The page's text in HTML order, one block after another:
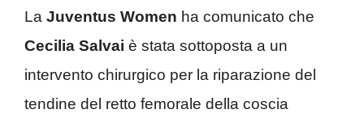
La Juventus Women ha comunicato che
Cecilia Salvai è stata sottoposta a un
intervento chirurgico per la riparazione del
tendine del retto femorale della coscia